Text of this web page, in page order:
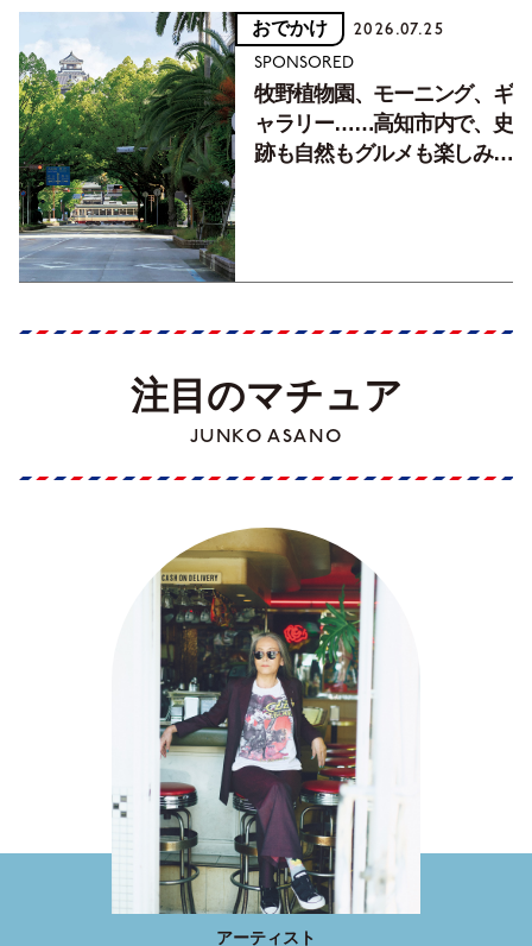
おでかけ 2026.07.25
SPONSORED
牧野植物園、モーニング、ギ
ャラリー……高知市内で、史
跡も自然もグルメも楽しみ尽
注目のマチュア
JUNKO ASANO
アーティスト